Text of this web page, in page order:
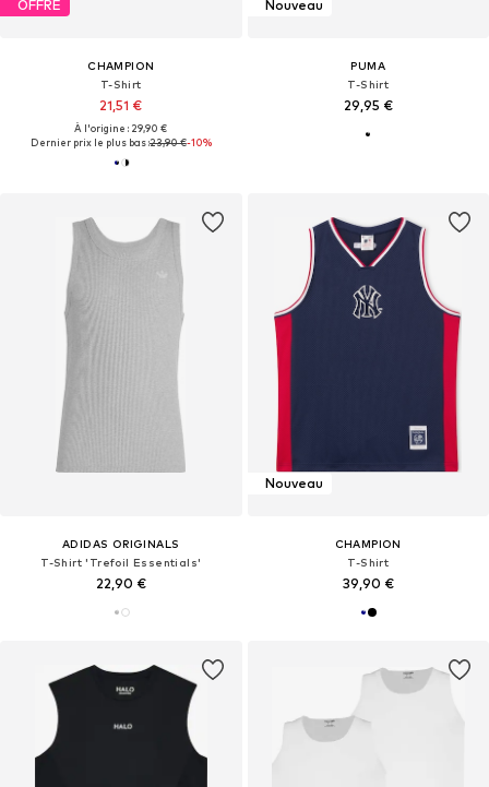
OFFRE
CHAMPION
T-Shirt
21,51 €
À l'origine : 29,90 €
Dernier prix le plus bas :23,90 €-10%
Nouveau
PUMA
T-Shirt
29,95 €
ADIDAS ORIGINALS
T-Shirt 'Trefoil Essentials'
22,90 €
Nouveau
CHAMPION
T-Shirt
39,90 €